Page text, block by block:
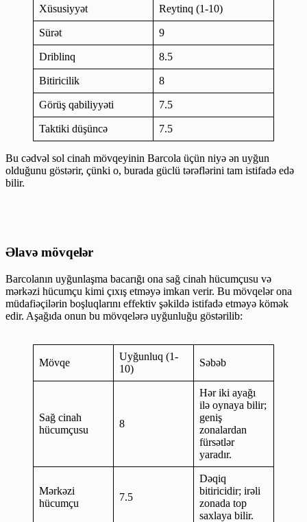
Xüsusiyyət Reytinq (1-10)
Sürət 9
Driblinq 8.5
Bitiricilik 8
Görüş qabiliyyəti 7.5
Taktiki düşüncə 7.5
Bu cədvəl sol cinah mövqeyinin Barcola üçün niyə ən uyğun
olduğunu göstərir, çünki o, burada güclü tərəflərini tam istifadə edə
bilir.
Əlavə mövqelər
Barcolanın uyğunlaşma bacarığı ona sağ cinah hücumçusu və
mərkəzi hücumçu kimi çıxış etməyə imkan verir. Bu mövqelər ona
müdafiəçilərin boşluqlarını effektiv şəkildə istifadə etməyə kömək
edir. Aşağıda onun bu mövqelərə uyğunluğu göstərilib:
Mövqe
Uyğunluq (1-
10)
Səbəb
Sağ cinah
hücumçusu
8
Hər iki ayağı
ilə oynaya bilir;
geniş
zonalardan
fürsətlər
yaradır.
Mərkəzi
hücumçu
7.5
Dəqiq
bitiricidir; irəli
zonada top
saxlaya bilir.